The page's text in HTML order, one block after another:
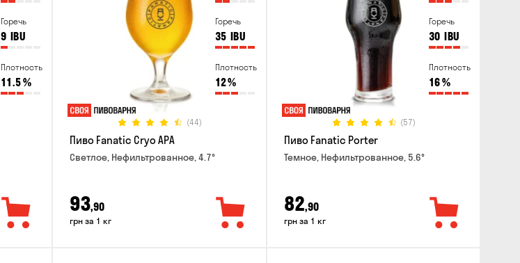
Горечь
9 IBU
Плотность
11.5%
Горечь
35 IBU
Плотность
12%
(44)
Пиво Fanatic Cryo APA
Светлое, Нефильтрованное, 4.7°
93,90
грн за 1 кг
Горечь
30 IBU
Плотность
16%
(57)
Пиво Fanatic Porter
Темное, Нефильтрованное, 5.6°
82,90
грн за 1 кг